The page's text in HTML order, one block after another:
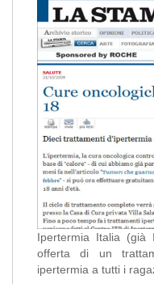
Ipertermia Italia
offerta di un
ipertermia a tutti i